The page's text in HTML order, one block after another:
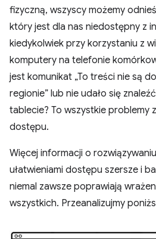
fizyczną, wszyscy możemy
który jest dla nas niedostępny z
kiedykolwiek przy korzystaniu z
komputery na telefonie
jest komunikat „To treści nie są
regionie” lub nie udało się
tablecie? To wszystkie problemy
dostępu.
Więcej informacji o
ułatwieniami dostępu szersze i
niemal zawsze poprawiają
wszystkich. Przeanalizujmy